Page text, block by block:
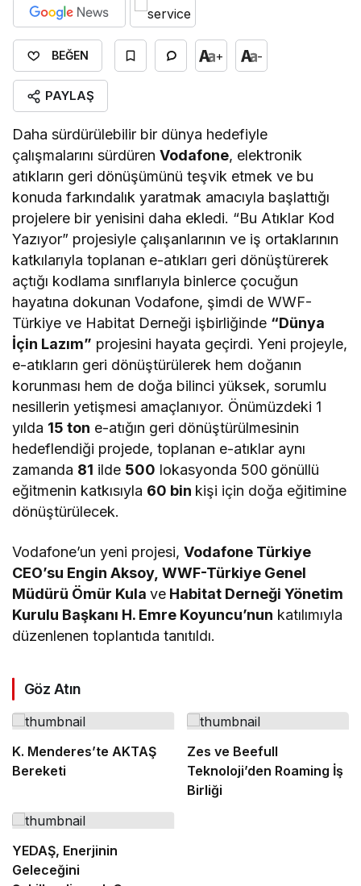
BEĞEN + -
PAYLAŞ
Daha sürdürülebilir bir dünya hedefiyle
çalışmalarını sürdürenVodafone, elektronik
atıkların geri dönüşümünü teşvik etmek ve bu
konuda farkındalık yaratmak amacıyla başlattığı
projelere bir yenisini daha ekledi. “Bu Atıklar Kod
Yazıyor” projesiyle çalışanlarının ve iş ortaklarının
katkılarıyla toplanan e-atıkları geri dönüştürerek
açtığı kodlama sınıflarıyla binlerce çocuğun
hayatına dokunan Vodafone, şimdi de WWF-
Türkiye ve Habitat Derneği işbirliğinde “Dünya
İçin Lazım” projesini hayata geçirdi. Yeni projeyle,
e-atıkların geri dönüştürülerek hem doğanın
korunması hem de doğa bilinci yüksek, sorumlu
nesillerin yetişmesi amaçlanıyor. Önümüzdeki 1
yılda 15 ton e-atığın geri dönüştürülmesinin
hedeflendiği projede, toplanan e-atıklar aynı
zamanda 81 ilde 500 lokasyonda 500 gönüllü
eğitmenin katkısıyla 60 bin kişi için doğa eğitimine
dönüştürülecek.
Vodafone’un yeni projesi,Vodafone Türkiye
CEO’su Engin Aksoy,WWF-Türkiye Genel
Müdürü Ömür Kulave Habitat Derneği Yönetim
Kurulu Başkanı H. Emre Koyuncu’nun katılımıyla
düzenlenen toplantıda tanıtıldı.
Göz Atın
K. Menderes’te AKTAŞ
Bereketi
Zes ve Beefull
Teknoloji’den Roaming İş
Birliği
YEDAŞ, Enerjinin
Geleceğini